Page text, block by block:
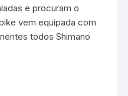
e procuram o
vem equipada com
todos Shimano